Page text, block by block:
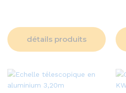
détails produits